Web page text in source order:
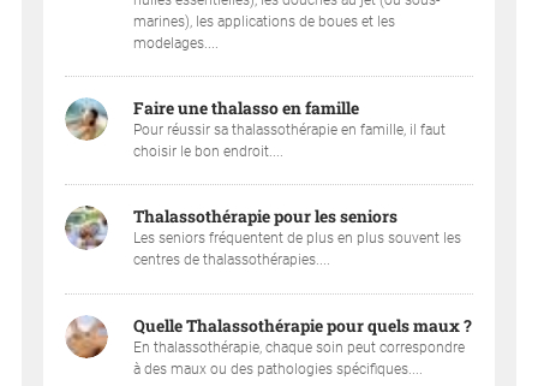
marines), les applications de boues et les
modelages....
Faire une thalasso en famille
Pour réussir sa thalassothérapie en famille, il faut
choisir le bon endroit....
Thalassothérapie pour les seniors
Les seniors fréquentent de plus en plus souvent les
centres de thalassothérapies....
Quelle Thalassothérapie pour quels maux ?
En thalassothérapie, chaque soin peut correspondre
à des maux ou des pathologies spécifiques....